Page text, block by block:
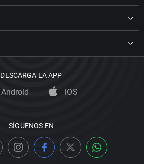
DESCARGA LA APP
Android iOS
SÍGUENOS EN